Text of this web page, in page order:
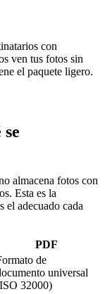
con
ven tus fotos sin
el paquete ligero.
almacena fotos con
Esta es la
el adecuado cada
PDF
de
universal
32000)